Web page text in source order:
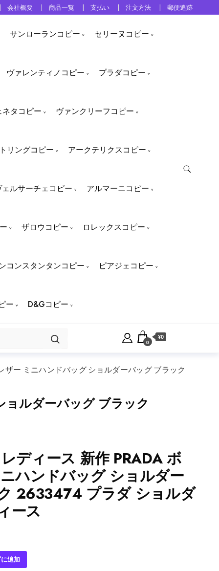
会社概要 商品一覧 支払い 注文方法 郵便追跡
サンローランコピー セリーヌコピー
ヴァレンティノコピー プラダコピー
タコピー ヴァンクリーフコピー
リングコピー アークテリクスコピー
ェルサーチェコピー アルマーニコピー
ザロウコピー ロレックスコピー
コンスタンタンコピー ピアジェコピー
ー D&Gコピー
0
¥0
ザー ミニハンドバッグ ショルダーバッグ ブラック
ルダーバッグ ブラック
ディース 新作 PRADA ボ
ハンドバッグ ショルダー
2633474 プラダ ショルダ
ース
追加